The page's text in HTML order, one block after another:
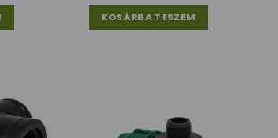
KOSÁRBA TESZEM